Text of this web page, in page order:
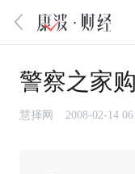
警察之家
慧择网 2008-02-14